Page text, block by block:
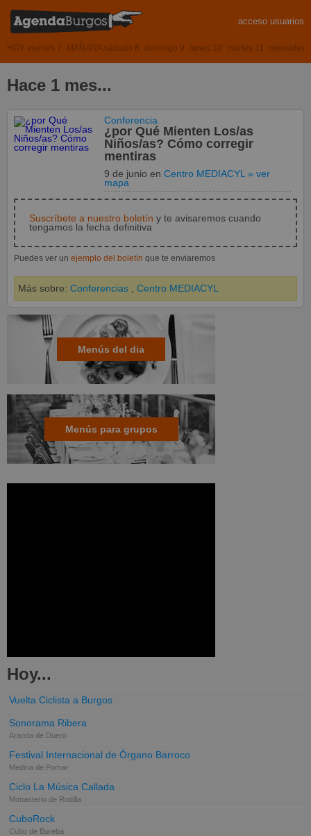
acceso usuarios
HOY viernes 7 MAÑANA sábado 8 domingo 9 lunes 10 martes 11 miércoles
Hace 1 mes...
Conferencia
¿por Qué Mienten Los/as
Niños/as? Cómo corregir
mentiras
9 de junioenCentro MEDIACYL
» ver
mapa
Suscríbete a nuestro boletín y te avisaremos cuando
tengamos la fecha definitiva
Puedes ver un ejemplo del boletín que te enviaremos
Más sobre: Conferencias Centro MEDIACYL
Menús del dia
Menús para grupos
Hoy...
Vuelta Ciclista a Burgos
Sonorama Ribera
Aranda de Duero
Festival Internacional de Órgano Barroco
Medina de Pomar
Ciclo La Música Callada
Monasterio de Rodilla
CuboRock
Cubo de Bureba